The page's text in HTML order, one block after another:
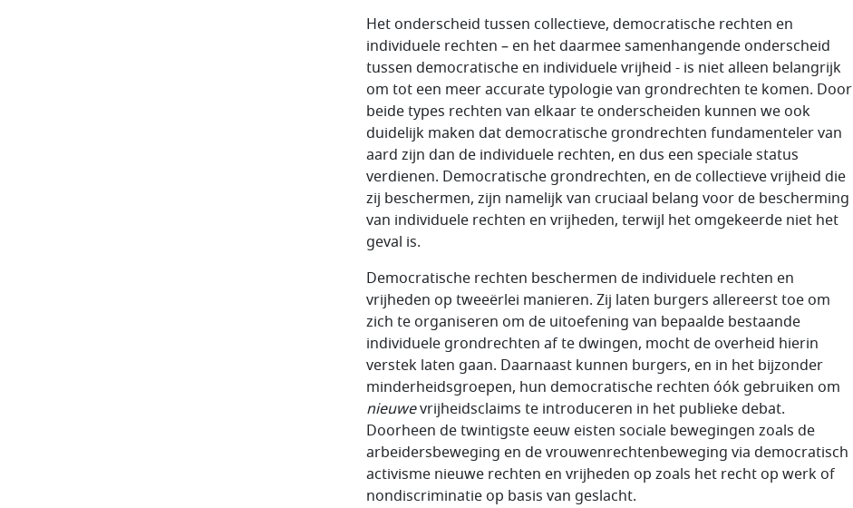
Het onderscheid tussen collectieve, democratische rechten en
individuele rechten – en het daarmee samenhangende onderscheid
tussen democratische en individuele vrijheid - is niet alleen belangrijk
om tot een meer accurate typologie van grondrechten te komen. Door
beide types rechten van elkaar te onderscheiden kunnen we ook
duidelijk maken dat democratische grondrechten fundamenteler van
aard zijn dan de individuele rechten, en dus een speciale status
verdienen. Democratische grondrechten, en de collectieve vrijheid die
zij beschermen, zijn namelijk van cruciaal belang voor de bescherming
van individuele rechten en vrijheden, terwijl het omgekeerde niet het
geval is.
Democratische rechten beschermen de individuele rechten en
vrijheden op tweeërlei manieren. Zij laten burgers allereerst toe om
zich te organiseren om de uitoefening van bepaalde bestaande
individuele grondrechten af te dwingen, mocht de overheid hierin
verstek laten gaan. Daarnaast kunnen burgers, en in het bijzonder
minderheidsgroepen, hun democratische rechten óók gebruiken om
nieuwevrijheidsclaims te introduceren in het publieke debat.
Doorheen de twintigste eeuw eisten sociale bewegingen zoals de
arbeidersbeweging en de vrouwenrechtenbeweging via democratisch
activisme nieuwe rechten en vrijheden op zoals het recht op werk of
nondiscriminatie op basis van geslacht.